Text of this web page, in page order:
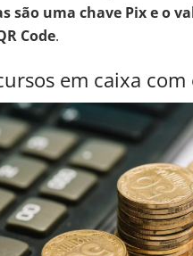
são uma chave Pix e o
Code.
em caixa com